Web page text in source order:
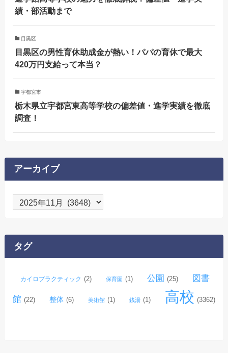
績・部活動まで
目黒区
目黒区の男性育休助成金が熱い！パパの育休で最大
420万円支給って本当？
宇都宮市
栃木県立宇都宮東高等学校の偏差値・進学実績を徹底
調査！
アーカイブ
ア
ー
ブ
タグ
カイロプラクティック (2) 保育園 (1) 公園 (25) 図書
館 (22) 整体 (6) 美術館 (1) 銭湯 (1) 高校 (3362)